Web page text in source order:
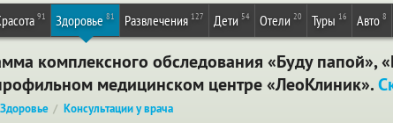
91 Здоровье 81 Развлечения 127 Дети 54 Отели 20 Туры 16 Авто 8
комплексного обследования «Буду папой»,
медицинском центре «ЛеоКлиник».
Здоровье Консультации у врача